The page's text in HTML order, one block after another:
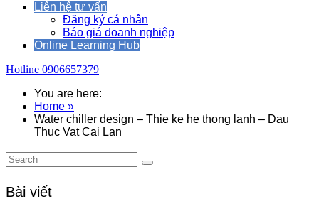
Liên hệ tư vấn
Đăng ký cá nhân
Báo giá doanh nghiệp
Online Learning Hub
Hotline 0906657379
You are here:
Home »
Water chiller design – Thie ke he thong lanh – Dau
Thuc Vat Cai Lan
Bài viết